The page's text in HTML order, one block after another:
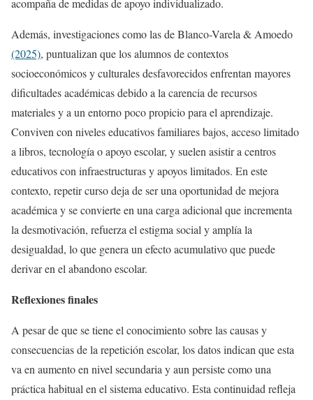
acompaña de medidas de apoyo individualizado.
Además, investigaciones como las de Blanco-Varela & Amoedo
(2025), puntualizan que los alumnos de contextos
socioeconómicos y culturales desfavorecidos enfrentan mayores
dificultades académicas debido a la carencia de recursos
materiales y a un entorno poco propicio para el aprendizaje.
Conviven con niveles educativos familiares bajos, acceso limitado
a libros, tecnología o apoyo escolar, y suelen asistir a centros
educativos con infraestructuras y apoyos limitados. En este
contexto, repetir curso deja de ser una oportunidad de mejora
académica y se convierte en una carga adicional que incrementa
la desmotivación, refuerza el estigma social y amplía la
desigualdad, lo que genera un efecto acumulativo que puede
derivar en el abandono escolar.
Reflexiones finales
A pesar de que se tiene el conocimiento sobre las causas y
consecuencias de la repetición escolar, los datos indican que esta
va en aumento en nivel secundaria y aun persiste como una
práctica habitual en el sistema educativo. Esta continuidad refleja